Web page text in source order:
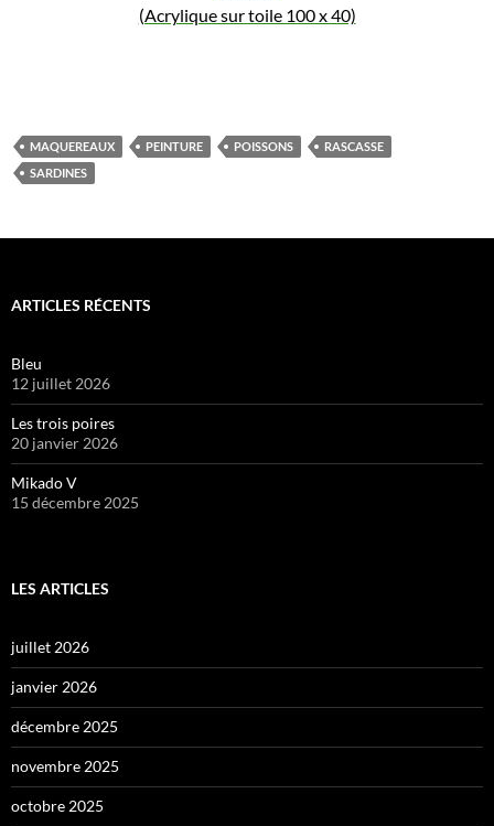
(Acrylique sur toile 100 x 40)
MAQUEREAUX PEINTURE POISSONS
RASCASSE
SARDINES
ARTICLES RÉCENTS
Bleu
12 juillet 2026
Les trois poires
20 janvier 2026
Mikado V
15 décembre 2025
LES ARTICLES
juillet 2026
janvier 2026
décembre 2025
novembre 2025
octobre 2025